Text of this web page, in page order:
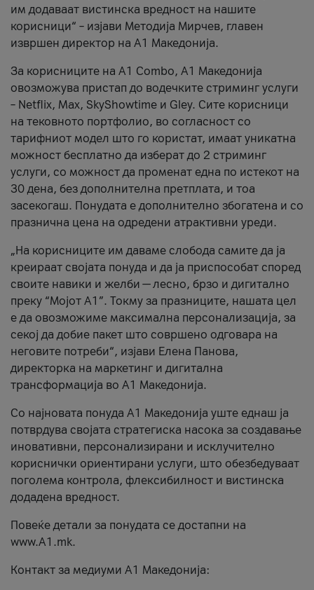
им додаваат вистинска вредност на нашите
корисници“ – изјави Методија Мирчев, главен
извршен директор на А1 Македонија.
За корисниците на A1 Combo, А1 Македонија
овозможува пристап до водечките стриминг услуги
– Netflix, Max, SkyShowtime и Gley. Сите корисници
на тековното портфолио, во согласност со
тарифниот модел што го користат, имаат уникатна
можност бесплатно да изберат до 2 стриминг
услуги, со можност да променат една по истекот на
30 дена, без дополнителна претплата, и тоа
засекогаш. Понудата е дополнително збогатена и со
празнична цена на одредени атрактивни уреди.
„На корисниците им даваме слобода самите да ја
креираат својата понуда и да ја приспособат според
своите навики и желби — лесно, брзо и дигитално
преку “Мојот А1”. Токму за празниците, нашата цел
е да овозможиме максимална персонализација, за
секој да добие пакет што совршено одговара на
неговите потреби“, изјави Елена Панова,
директорка на маркетинг и дигитална
трансформација во А1 Македонија.
Со најновата понуда А1 Македонија уште еднаш ја
потврдува својата стратегиска насока за создавање
иновативни, персонализирани и исклучително
кориснички ориентирани услуги, што обезбедуваат
поголема контрола, флексибилност и вистинска
додадена вредност.
Повеќе детали за понудата се достапни на
www.А1.mk.
Контакт за медиуми А1 Македонија: